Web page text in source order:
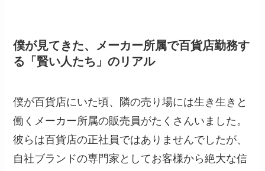
僕が見てきた、メーカー所属で百貨店勤務す
る「賢い人たち」のリアル
僕が百貨店にいた頃、隣の売り場には生き生きと
働くメーカー所属の販売員がたくさんいました。
彼らは百貨店の正社員ではありませんでしたが、
自社ブランドの専門家としてお客様から絶大な信